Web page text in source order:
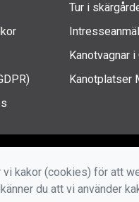
Tur i
Kanotvagnar i
Kanotplatser
vi kakor (cookies) för att
du att vi använder